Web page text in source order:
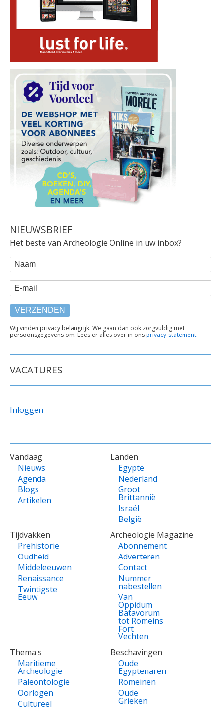
NIEUWSBRIEF
Het beste van Archeologie Online in uw inbox?
WEBFORM
Naam
E-mail
TEKST
ONDER
Wij vinden privacy belangrijk. We gaan dan ook zorgvuldig met
persoonsgegevens om. Lees er alles over in onsprivacy-statement.
VACATURES
Inloggen
VOET
Vandaag
Nieuws
Agenda
Blogs
Artikelen
Landen
Egypte
Nederland
Groot
Brittannië
Israël
België
Tijdvakken
Prehistorie
Oudheid
Middeleeuwen
Renaissance
Twintigste
Eeuw
Archeologie Magazine
Abonnement
Adverteren
Contact
Nummer
nabestellen
Van
Oppidum
Batavorum
tot Romeins
Fort
Vechten
Thema's
Maritieme
Archeologie
Paleontologie
Oorlogen
Cultureel
Beschavingen
Oude
Egyptenaren
Romeinen
Oude
Grieken